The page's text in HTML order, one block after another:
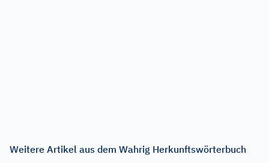
Weitere Artikel aus dem Wahrig Herkunftswörterbuch